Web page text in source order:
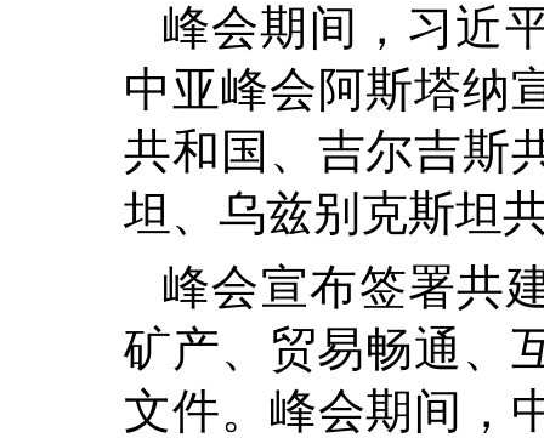
峰会期间，习近
中亚峰会阿斯塔纳
共和国、吉尔吉斯
坦、乌兹别克斯坦
峰会宣布签署共
矿产、贸易畅通、
文件。峰会期间，